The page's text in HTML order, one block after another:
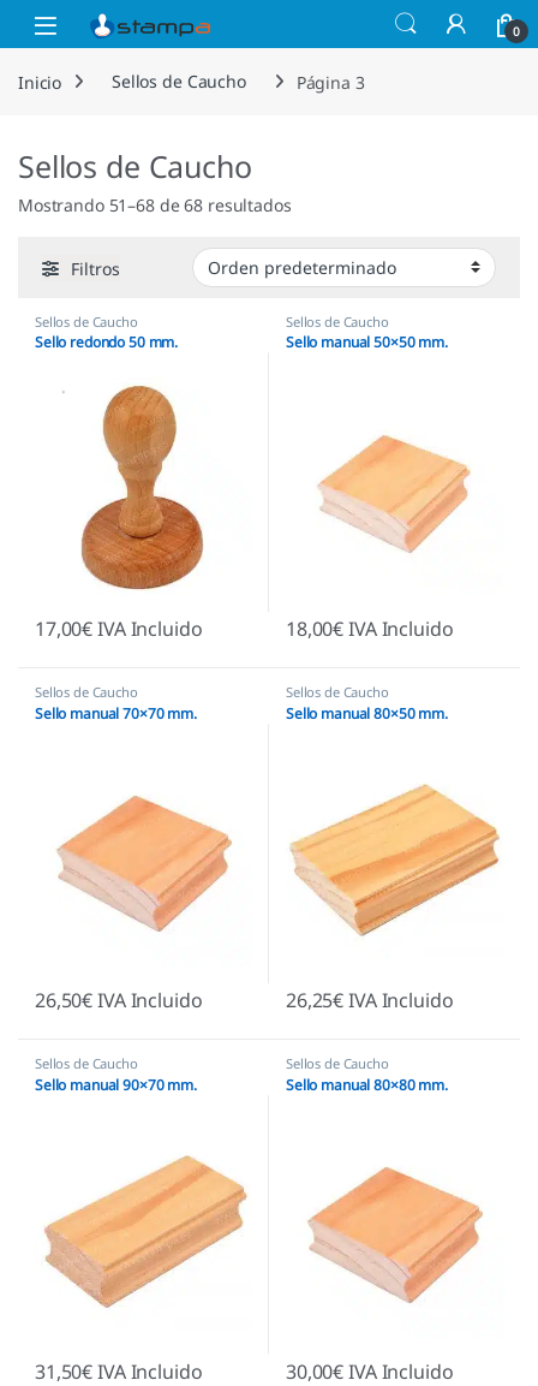
Saltar a la navegación
Saltar al contenido
Open 0
Inicio Sellos de Caucho Página 3
Sellos de Caucho
Mostrando 51–68 de 68 resultados
Filtros
Sellos de Caucho
Sello redondo 50 mm.
17,00€IVA Incluido
Sellos de Caucho
Sello manual 50×50 mm.
18,00€IVA Incluido
Sellos de Caucho
Sello manual 70×70 mm.
26,50€IVA Incluido
Sellos de Caucho
Sello manual 80×50 mm.
26,25€IVA Incluido
Sellos de Caucho
Sello manual 90×70 mm.
31,50€IVA Incluido
Sellos de Caucho
Sello manual 80×80 mm.
30,00€IVA Incluido